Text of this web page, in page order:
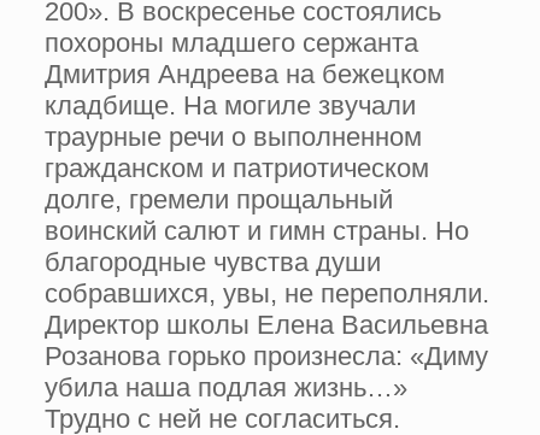
200». В воскресенье состоялись
похороны младшего сержанта
Дмитрия Андреева на бежецком
кладбище. На могиле звучали
траурные речи о выполненном
гражданском и патриотическом
долге, гремели прощальный
воинский салют и гимн страны. Но
благородные чувства души
собравшихся, увы, не переполняли.
Директор школы Елена Васильевна
Розанова горько произнесла: «Диму
убила наша подлая жизнь…»
Трудно с ней не согласиться.